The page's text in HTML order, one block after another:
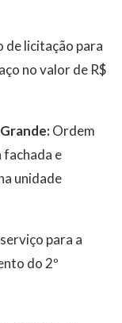
de licitação para
no valor de R$
Ordem
e
unidade
para a
do 2º